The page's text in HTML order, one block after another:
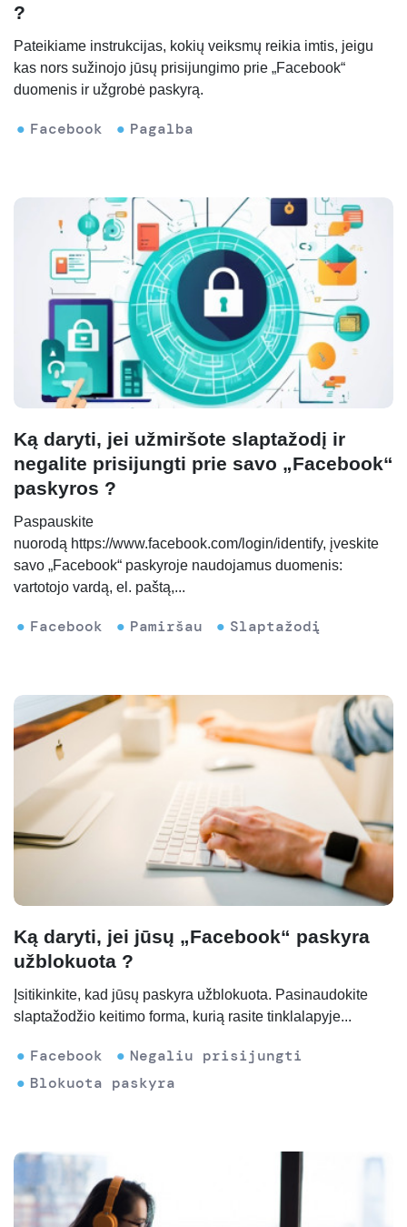
?
Pateikiame instrukcijas, kokių veiksmų reikia imtis, jeigu
kas nors sužinojo jūsų prisijungimo prie „Facebook“
duomenis ir užgrobė paskyrą.
Facebook Pagalba
Ką daryti, jei užmiršote slaptažodį ir
negalite prisijungti prie savo „Facebook“
paskyros ?
Paspauskite
nuorodą https://www.facebook.com/login/identify, įveskite
savo „Facebook“ paskyroje naudojamus duomenis:
vartotojo vardą, el. paštą,...
Facebook Pamiršau Slaptažodį
Ką daryti, jei jūsų „Facebook“ paskyra
užblokuota ?
Įsitikinkite, kad jūsų paskyra užblokuota. Pasinaudokite
slaptažodžio keitimo forma, kurią rasite tinklalapyje...
Facebook
Negaliu prisijungti
Blokuota paskyra